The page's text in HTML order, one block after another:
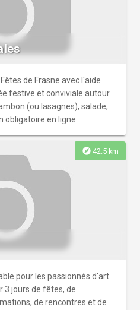
de Frasne avec l'aide
festive et conviviale autour
(ou lasagnes), salade,
obligatoire en ligne.
explore 42.5 km
pour les passionnés d'art
3 jours de fêtes, de
de rencontres et de